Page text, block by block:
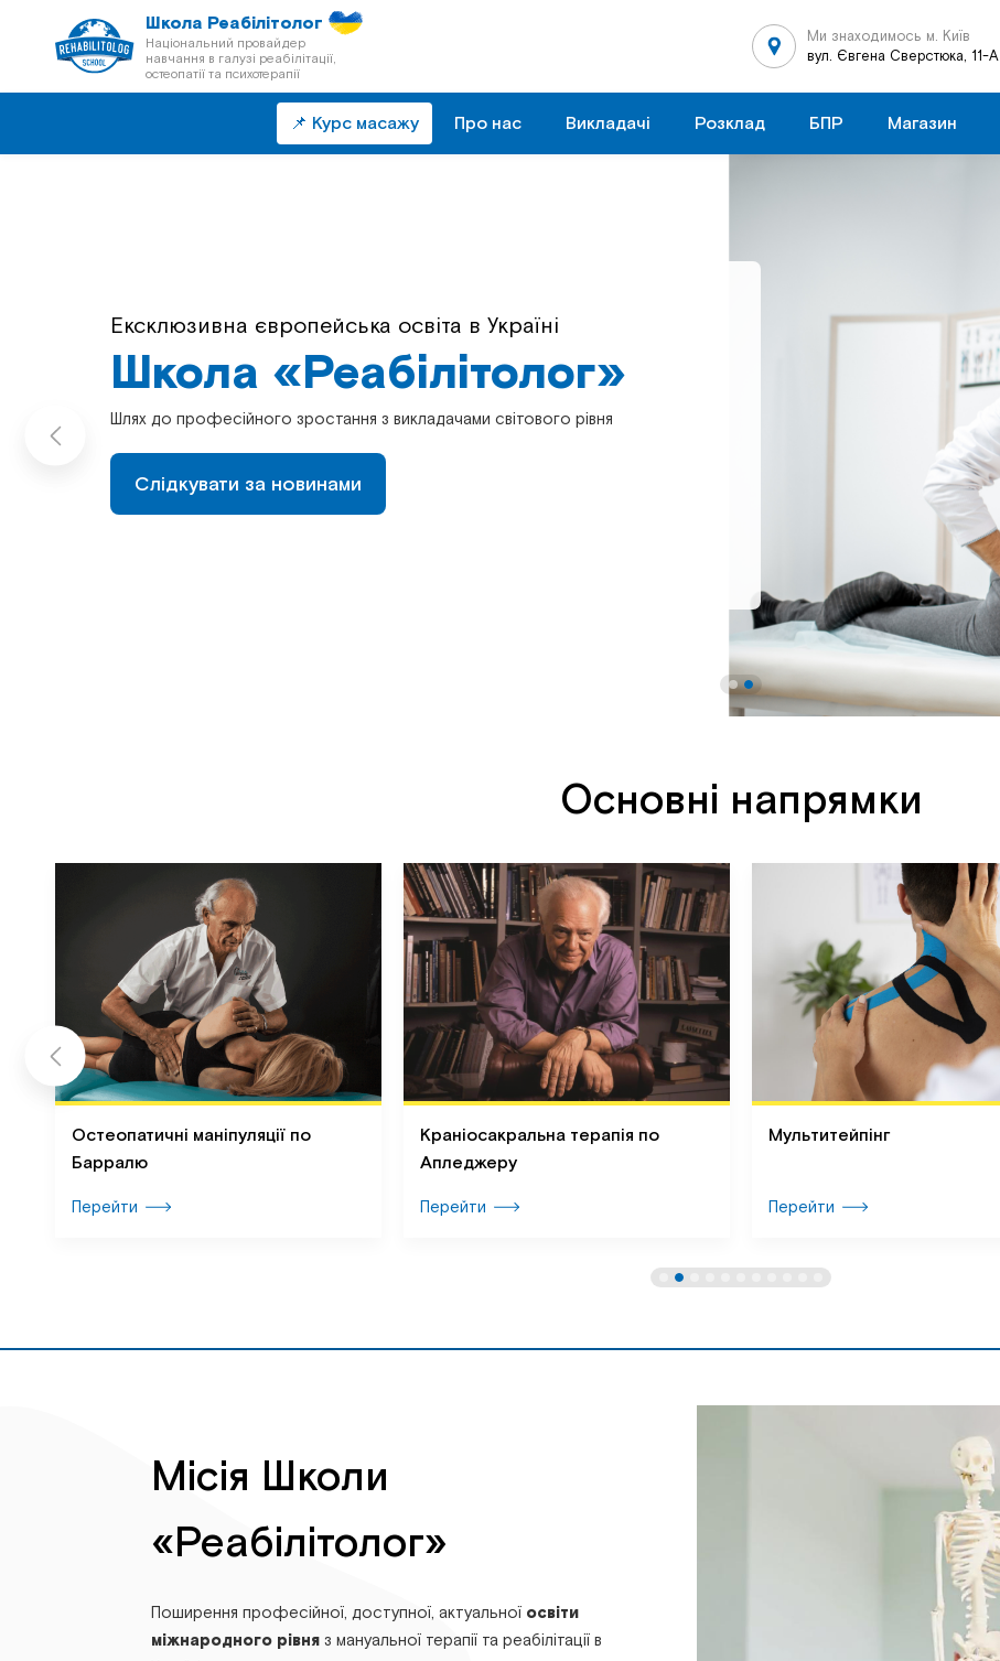
Школа Реабілітолог
Національний провайдер
навчання в галузі реабілітації,
остеопатії та психотерапії
Ми знаходимось м. Київ
вул. Євгена Сверстюка, 11-А
📌 Курс масажу Про нас Викладачі Розклад БПР Магазин
Безперервна післядипломна освіта в Україні
Школа «Реабілітолог»
Ексклюзивна європейська освіта в Україні
Школа «Реабілітолог»
Шлях до професійного зростання з викладачами світового рівня
Слідкувати за новинами
Основні напрямки
Остеопатичні маніпуляції по
Барралю
Перейти
Краніосакральна терапія по
Апледжеру
Перейти
Мультитейпінг
Перейти
Місія Школи
«Реабілітолог»
Поширення професійної, доступної, актуальної освіти
міжнародного рівня з мануальної терапії та реабілітації в